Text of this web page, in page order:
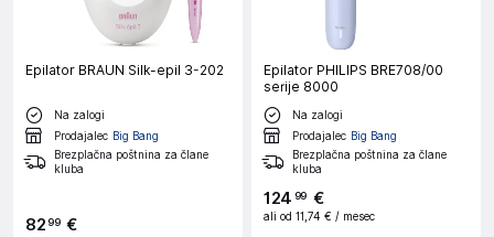
Epilator BRAUN Silk-epil 3-202
Na zalogi
Prodajalec Big Bang
Brezplačna poštnina za člane
kluba
8299 €
Epilator PHILIPS BRE708/00
serije 8000
Na zalogi
Prodajalec Big Bang
Brezplačna poštnina za člane
kluba
124 99 €
ali od 11,74 € / mesec